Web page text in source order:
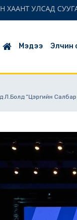
УЛСАД
Мэдээ Элчин
Л.Болд “Цэргийн